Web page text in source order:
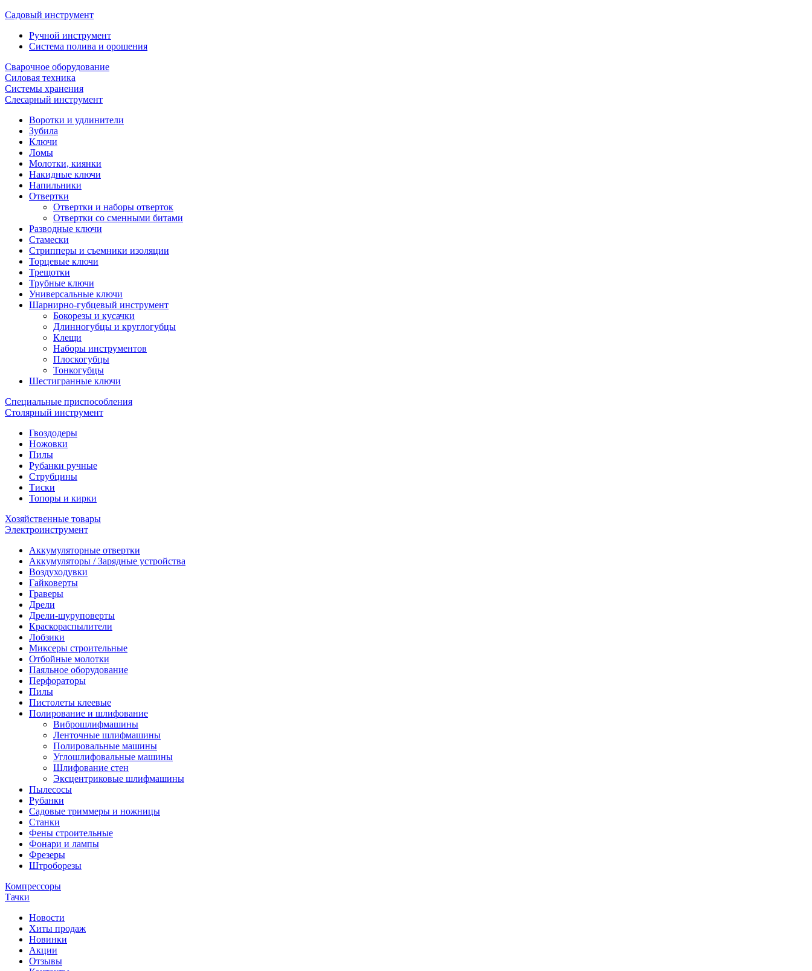
Садовый инструмент
Ручной инструмент
Система полива и орошения
Сварочное оборудование
Силовая техника
Системы хранения
Слесарный инструмент
Воротки и удлинители
Зубила
Ключи
Ломы
Молотки, киянки
Накидные ключи
Напильники
Отвертки
Отвертки и наборы отверток
Отвертки со сменными битами
Разводные ключи
Стамески
Стрипперы и съемники изоляции
Торцевые ключи
Трещотки
Трубные ключи
Универсальные ключи
Шарнирно-губцевый инструмент
Бокорезы и кусачки
Длинногубцы и круглогубцы
Клещи
Наборы инструментов
Плоскогубцы
Тонкогубцы
Шестигранные ключи
Специальные приспособления
Столярный инструмент
Гвоздодеры
Ножовки
Пилы
Рубанки ручные
Струбцины
Тиски
Топоры и кирки
Хозяйственные товары
Электроинструмент
Аккумуляторные отвертки
Аккумуляторы / Зарядные устройства
Воздуходувки
Гайковерты
Граверы
Дрели
Дрели-шуруповерты
Краскораспылители
Лобзики
Миксеры строительные
Отбойные молотки
Паяльное оборудование
Перфораторы
Пилы
Пистолеты клеевые
Полирование и шлифование
Виброшлифмашины
Ленточные шлифмашины
Полировальные машины
Углошлифовальные машины
Шлифование стен
Эксцентриковые шлифмашины
Пылесосы
Рубанки
Садовые триммеры и ножницы
Станки
Фены строительные
Фонари и лампы
Фрезеры
Штроборезы
Компрессоры
Тачки
Новости
Хиты продаж
Новинки
Акции
Отзывы